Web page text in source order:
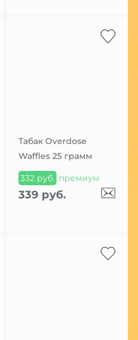
Табак Overdose
Waffles 25 грамм
332 руб. премиум
339 руб.